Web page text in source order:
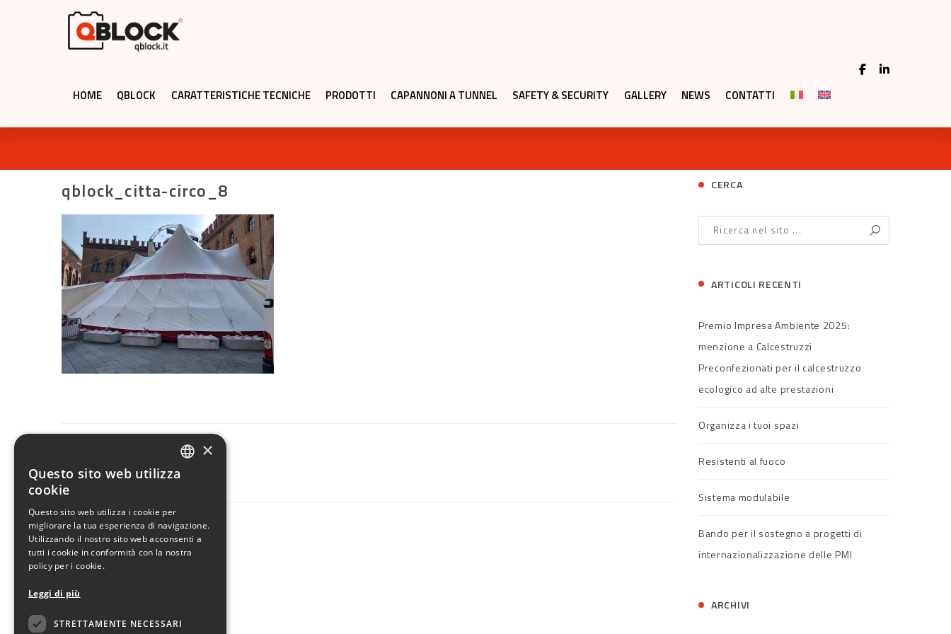
HOME QBLOCK CARATTERISTICHE TECNICHE PRODOTTI CAPANNONI A TUNNEL SAFETY & SECURITY GALLERY NEWS CONTATTI
qblock_citta-circo_8
CONDIVIDI
CERCA
ARTICOLI RECENTI
Premio Impresa Ambiente 2025:
menzione a Calcestruzzi
Preconfezionati per il calcestruzzo
ecologico ad alte prestazioni
Organizza i tuoi spazi
Resistenti al fuoco
Sistema modulabile
Bando per il sostegno a progetti di
internazionalizzazione delle PMI
ARCHIVI
×
Questo sito web utilizza
cookie
Questo sito web utilizza i cookie per
migliorare la tua esperienza di navigazione.
Utilizzando il nostro sito web acconsenti a
tutti i cookie in conformità con la nostra
policy per i cookie.
Leggi di più
STRETTAMENTE NECESSARI